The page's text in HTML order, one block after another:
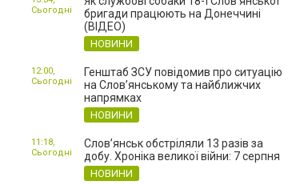
бригади працюють на Донеччині
(ВІДЕО)
НОВИНИ
Сьогодні
Генштаб ЗСУ повідомив про ситуацію
на Слов’янському та найближчих
напрямках
НОВИНИ
12:00,
Сьогодні
Слов’янськ обстріляли 13 разів за
добу. Хроніка великої війни: 7 серпня
НОВИНИ
11:18,
Сьогодні